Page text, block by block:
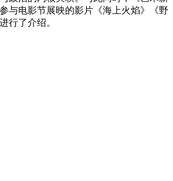
与电影节展映的影片《海上火焰》《野
行了介绍。